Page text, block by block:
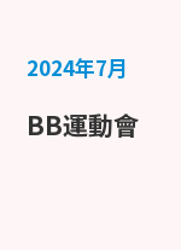
2024年7月
BB運動會